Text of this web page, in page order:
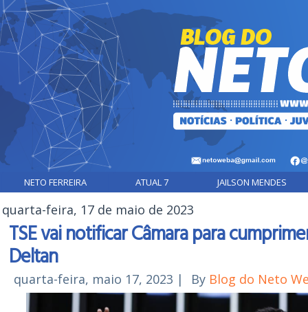
NETO FERREIRA ATUAL 7 JAILSON MENDES
quarta-feira, 17 de maio de 2023
TSE vai notificar Câmara para
Deltan
quarta-feira, maio 17, 2023 | By Blog do Neto